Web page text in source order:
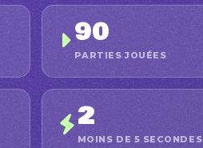
90
PARTIES JOUÉES
2
MOINS DE 5 SECONDES